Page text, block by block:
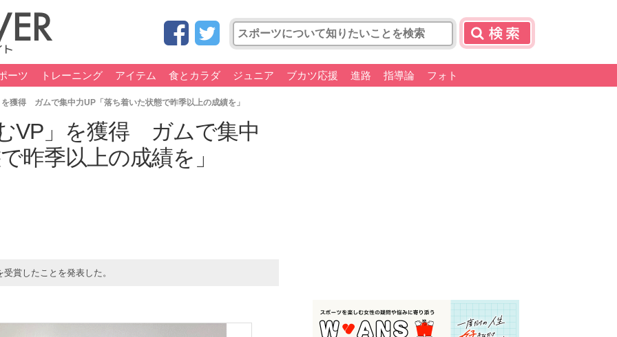
ーツ トレーニング アイテム 食とカラダ ジュニア ブカツ応援 進路 指導論 フォト
獲得 ガムで集中力UP「落ち着いた状態で昨季以上の成績を」
VP」を獲得 ガムで集中
昨季以上の成績を」
賞したことを発表した。